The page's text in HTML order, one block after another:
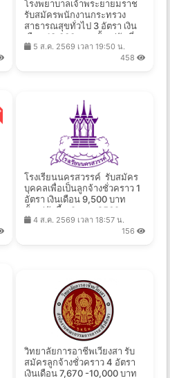
โรงพยาบาลเจ้าพระยายมราช
รับสมัครพนักงานกระทรวง
สาธารณสุขทั่วไป 3 อัตรา เงิน
เดือน 18,000 บาท ตั้งแต่วันที่
13-19 ส.ค. 2569
5 ส.ค. 2569 เวลา 19:50 น.
458
โรงเรียนนครสวรรค์ รับสมัคร
บุคคลเพื่อเป็นลูกจ้างชั่วคราว 1
อัตรา เงินเดือน 9,500 บาท
ตั้งแต่บัดนี้ - 9 ส.ค. 2569
4 ส.ค. 2569 เวลา 18:57 น.
156
วิทยาลัยการอาชีพเวียงสา รับ
สมัครลูกจ้างชั่วคราว 4 อัตรา
เงินเดือน 7,670 -10,000 บาท